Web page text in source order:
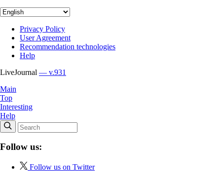
Privacy Policy
User Agreement
Recommendation technologies
Help
LiveJournal — v.931
Main
Top
Interesting
Help
Follow us:
Follow us on Twitter